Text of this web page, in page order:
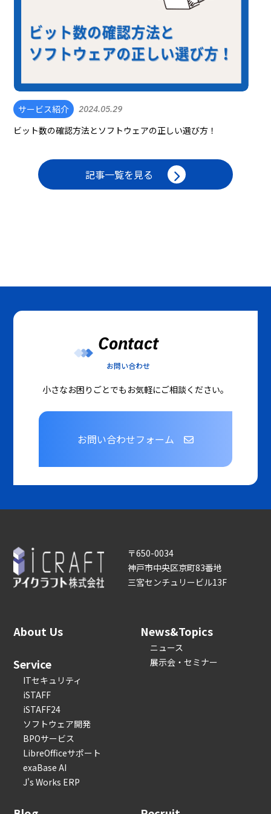
サービス紹介 2024.05.29
ビット数の確認方法とソフトウェアの正しい選び方！
記事一覧を見る
Contact
お問い合わせ
小さなお困りごとでもお気軽にご相談ください。
お問い合わせフォーム
〒650-0034
神戸市中央区京町83番地
三宮センチュリービル13F
About Us
Service
ITセキュリティ
iSTAFF
iSTAFF24
ソフトウェア開発
BPOサービス
LibreOfficeサポート
exaBase AI
J's Works ERP
News&Topics
ニュース
展示会・セミナー